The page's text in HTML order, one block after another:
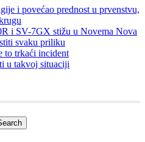
i povećao prednost u prvenstvu,
i SV-7GX stižu u Novema Nova
svaku priliku
to trkaći incident
u takvoj situaciji